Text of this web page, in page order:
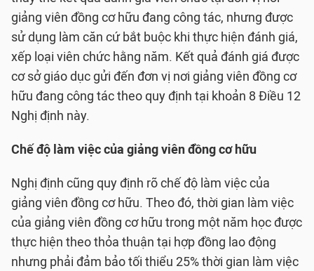
giảng viên đồng cơ hữu đang công tác, nhưng được
sử dụng làm căn cứ bắt buộc khi thực hiện đánh giá,
xếp loại viên chức hằng năm. Kết quả đánh giá được
cơ sở giáo dục gửi đến đơn vị nơi giảng viên đồng cơ
hữu đang công tác theo quy định tại khoản 8 Điều 12
Nghị định này.
Chế độ làm việc của giảng viên đồng cơ hữu
Nghị định cũng quy định rõ chế độ làm việc của
giảng viên đồng cơ hữu. Theo đó, thời gian làm việc
của giảng viên đồng cơ hữu trong một năm học được
thực hiện theo thỏa thuận tại hợp đồng lao động
nhưng phải đảm bảo tối thiểu 25% thời gian làm việc